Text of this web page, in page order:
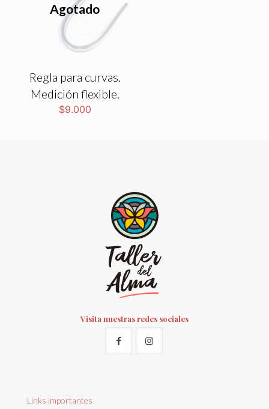
Agotado
Regla para curvas.
Medición flexible.
$9.000
Visita nuestras redes sociales
Links importantes